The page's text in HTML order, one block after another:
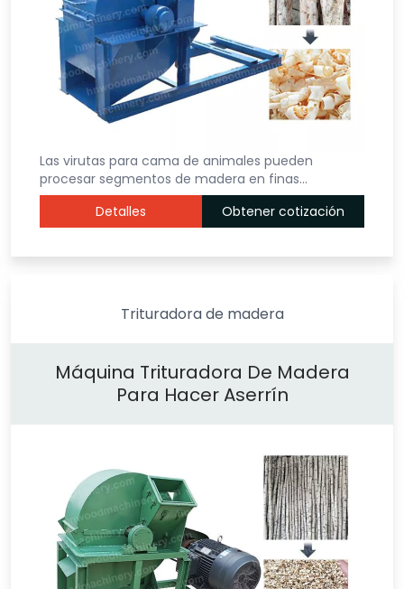
Las virutas para cama de animales pueden
procesar segmentos de madera en finas…
Detalles
Obtener cotización
Trituradora de madera
Máquina Trituradora De Madera
Para Hacer Aserrín